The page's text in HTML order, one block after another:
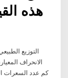
هذه
التوزيع
الانحراف